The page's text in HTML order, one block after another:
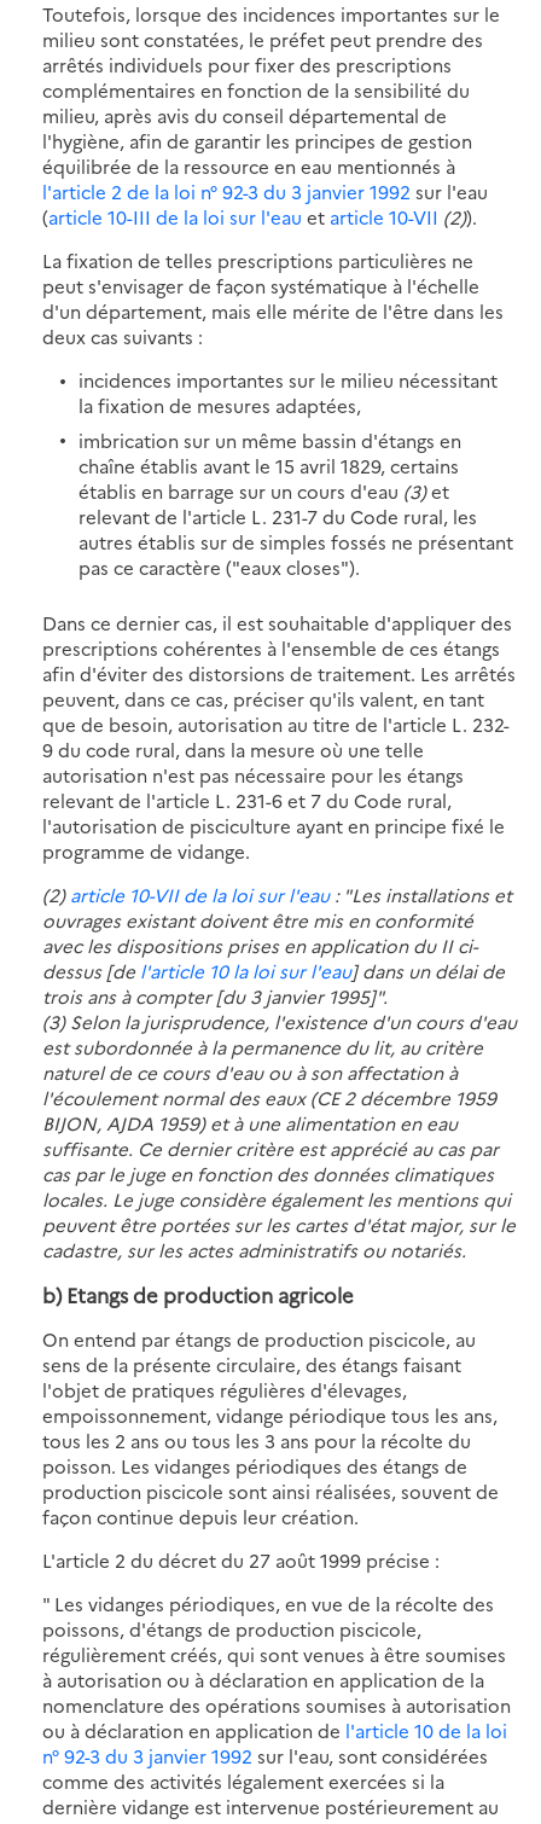
Toutefois, lorsque des incidences importantes sur le
milieu sont constatées, le préfet peut prendre des
arrêtés individuels pour fixer des prescriptions
complémentaires en fonction de la sensibilité du
milieu, après avis du conseil départemental de
l'hygiène, afin de garantir les principes de gestion
équilibrée de la ressource en eau mentionnés à
l'article 2 de la loi n° 92-3 du 3 janvier 1992 sur l'eau
(article 10-III de la loi sur l'eau et article 10-VII (2)).
La fixation de telles prescriptions particulières ne
peut s'envisager de façon systématique à l'échelle
d'un département, mais elle mérite de l'être dans les
deux cas suivants :
incidences importantes sur le milieu nécessitant
la fixation de mesures adaptées,
imbrication sur un même bassin d'étangs en
chaîne établis avant le 15 avril 1829, certains
établis en barrage sur un cours d'eau (3)et
relevant de l'article L. 231-7 du Code rural, les
autres établis sur de simples fossés ne présentant
pas ce caractère ("eaux closes").
Dans ce dernier cas, il est souhaitable d'appliquer des
prescriptions cohérentes à l'ensemble de ces étangs
afin d'éviter des distorsions de traitement. Les arrêtés
peuvent, dans ce cas, préciser qu'ils valent, en tant
que de besoin, autorisation au titre de l'article L. 232-
9 du code rural, dans la mesure où une telle
autorisation n'est pas nécessaire pour les étangs
relevant de l'article L. 231-6 et 7 du Code rural,
l'autorisation de pisciculture ayant en principe fixé le
programme de vidange.
(2)article 10-VII de la loi sur l'eau: "Les installations et
ouvrages existant doivent être mis en conformité
avec les dispositions prises en application du II ci-
dessus [de l'article 10 la loi sur l'eau] dans un délai de
trois ans à compter [du 3 janvier 1995]".
(3) Selon la jurisprudence, l'existence d'un cours d'eau
est subordonnée à la permanence du lit, au critère
naturel de ce cours d'eau ou à son affectation à
l'écoulement normal des eaux (CE 2 décembre 1959
BIJON, AJDA 1959) et à une alimentation en eau
suffisante. Ce dernier critère est apprécié au cas par
cas par le juge en fonction des données climatiques
locales. Le juge considère également les mentions qui
peuvent être portées sur les cartes d'état major, sur le
cadastre, sur les actes administratifs ou notariés.
b) Etangs de production agricole
On entend par étangs de production piscicole, au
sens de la présente circulaire, des étangs faisant
l'objet de pratiques régulières d'élevages,
empoissonnement, vidange périodique tous les ans,
tous les 2 ans ou tous les 3 ans pour la récolte du
poisson. Les vidanges périodiques des étangs de
production piscicole sont ainsi réalisées, souvent de
façon continue depuis leur création.
L'article 2 du décret du 27 août 1999 précise :
" Les vidanges périodiques, en vue de la récolte des
poissons, d'étangs de production piscicole,
régulièrement créés, qui sont venues à être soumises
à autorisation ou à déclaration en application de la
nomenclature des opérations soumises à autorisation
ou à déclaration en application de l'article 10 de la loi
n° 92-3 du 3 janvier 1992 sur l'eau, sont considérées
comme des activités légalement exercées si la
dernière vidange est intervenue postérieurement au